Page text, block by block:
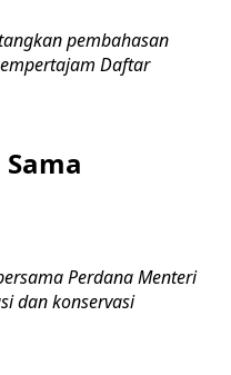
pembahasan
Daftar
Perdana Menteri
dan konservasi